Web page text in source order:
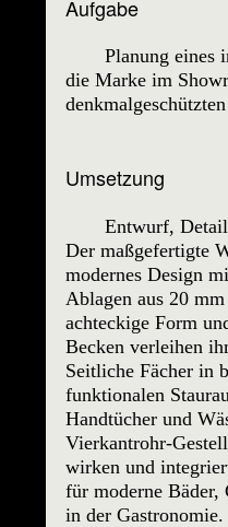
Aufgabe
Planung eines
die Marke im
Umsetzung
Entwurf,
Der maßgefertigte
modernes Design
Ablagen aus 20
achteckige Form
Becken verleihen
Seitliche Fächer in
funktionalen
Handtücher und
Vierkantrohr-
wirken und
für moderne Bäder,
in der Gastronomie.